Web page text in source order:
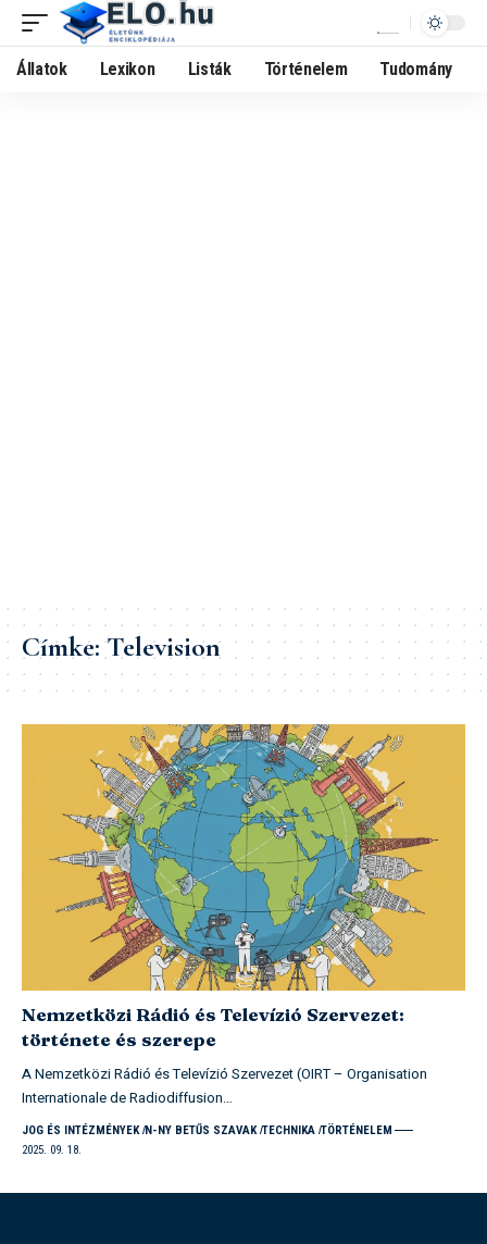
Állatok Lexikon Listák Történelem Tudomány
Címke:Television
Nemzetközi Rádió és Televízió Szervezet:
története és szerepe
A Nemzetközi Rádió és Televízió Szervezet (OIRT – Organisation
Internationale de Radiodiffusion…
JOG ÉS INTÉZMÉNYEK N-NY BETŰS SZAVAK TECHNIKA TÖRTÉNELEM
2025. 09. 18.